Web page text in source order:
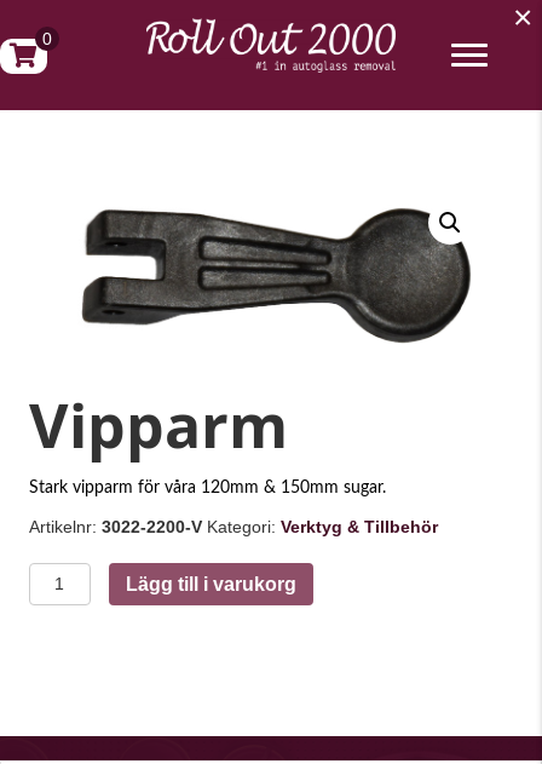
0
Vipparm
Stark vipparm för våra 120mm & 150mm sugar.
Artikelnr: 3022-2200-V Kategori: Verktyg & Tillbehör
Vipparm
mängd
Lägg till i varukorg
×